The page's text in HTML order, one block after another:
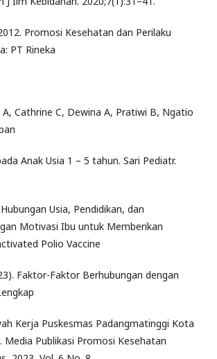
Promosi Kesehatan dan Perilaku
PT Rineka
A, Cathrine C, Dewina A, Pratiwi B, Ngatio
Anak Usia 1 – 5 tahun. Sari Pediatr.
Usia, Pendidikan, dan
Motivasi Ibu untuk Memberikan
Polio Vaccine
Faktor-Faktor Berhubungan dengan
Kerja Puskesmas Padangmatinggi Kota
Media Publikasi Promosi Kesehatan